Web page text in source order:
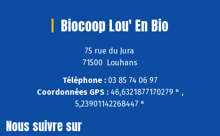
Biocoop Lou' En Bio
75 rue du Jura
71500 Louhans
Téléphone : 03 85 74 06 97
Coordonnées GPS :46,6321877170279 ° ,
5,23901142268447 °
Nous suivre sur